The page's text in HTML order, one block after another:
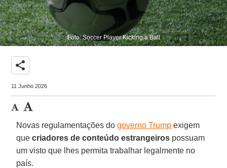
Foto: Soccer Player Kicking a Ball
share
11 Junho 2026
Novas regulamentações do governo Trump exigem
quecriadores de conteúdo estrangeiros possuam
um visto que lhes permita trabalhar legalmente no
país.